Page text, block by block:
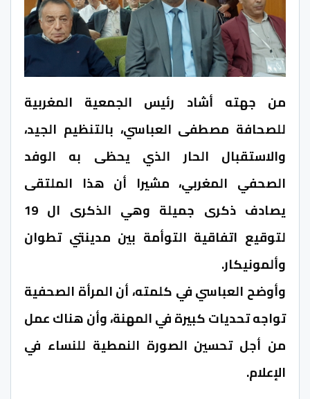
من جهته أشاد رئيس الجمعية المغربية
للصحافة مصطفى العباسي، بالتنظيم الجيد،
والاستقبال الحار الذي يحظى به الوفد
الصحفي المغربي، مشيرا أن هذا الملتقى
يصادف ذكرى جميلة وهي الذكرى ال 19
لتوقيع اتفاقية التوأمة بين مدينتي تطوان
وألمونيكار.
وأوضح العباسي في كلمته، أن المرأة الصحفية
تواجه تحديات كبيرة في المهنة، وأن هناك عمل
من أجل تحسين الصورة النمطية للنساء في
الإعلام.